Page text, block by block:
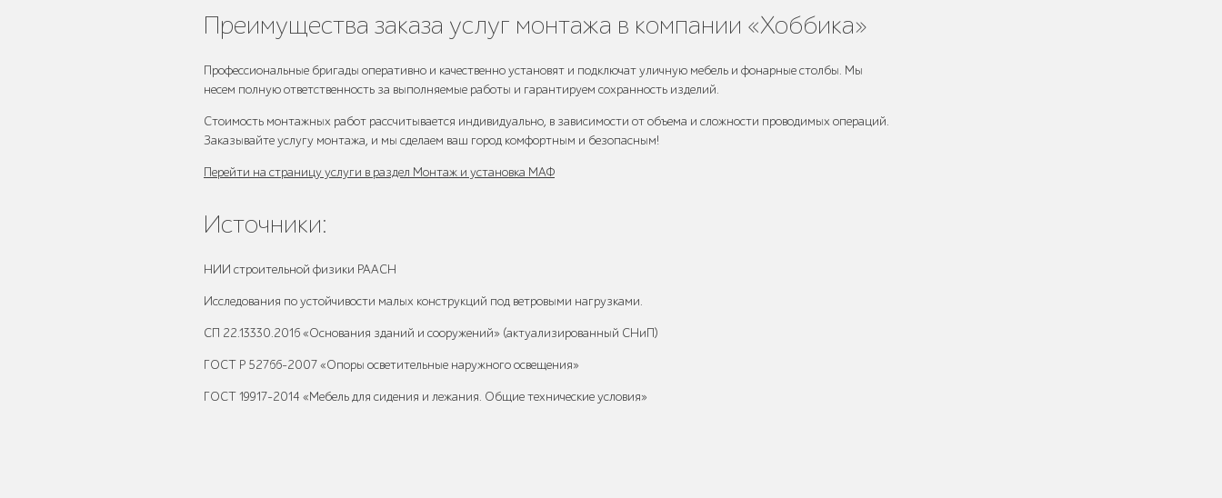
Преимущества заказа услуг монтажа в компании «Хоббика»
Профессиональные бригады оперативно и качественно установят и подключат уличную мебель и фонарные столбы. Мы
несем полную ответственность за выполняемые работы и гарантируем сохранность изделий.
Стоимость монтажных работ рассчитывается индивидуально, в зависимости от объема и сложности проводимых операций.
Заказывайте услугу монтажа, и мы сделаем ваш город комфортным и безопасным!
Перейти на страницу услуги в раздел Монтаж и установка МАФ
Источники:
НИИ строительной физики РААСН
Исследования по устойчивости малых конструкций под ветровыми нагрузками.
СП 22.13330.2016 «Основания зданий и сооружений» (актуализированный СНиП)
ГОСТ Р 52766-2007 «Опоры осветительные наружного освещения»
ГОСТ 19917-2014 «Мебель для сидения и лежания. Общие технические условия»